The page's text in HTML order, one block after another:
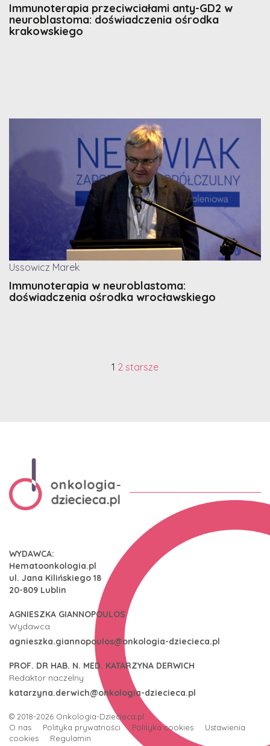
Immunoterapia przeciwciałami anty-GD2 w
neuroblastoma: doświadczenia ośrodka
krakowskiego
Ussowicz Marek
Immunoterapia w neuroblastoma:
doświadczenia ośrodka wrocławskiego
1 2 starsze
WYDAWCA:
Hematoonkologia.pl
ul. Jana Kilińskiego 18
20-809 Lublin
AGNIESZKA GIANNOPOULOS
Wydawca
agnieszka.giannopoulos@onkologia-dziecieca.pl
PROF. DR HAB. N. MED. KATARZYNA DERWICH
Redaktor naczelny
katarzyna.derwich@onkologia-dziecieca.pl
© 2018-2026 Onkologia-Dziecieca.pl
O nas
Polityka prywatności Polityka cookies
Ustawienia
cookies
Regulamin